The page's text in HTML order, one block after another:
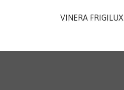
VINERA